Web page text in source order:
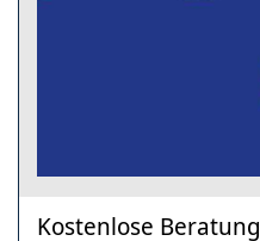
Kostenlose Beratung